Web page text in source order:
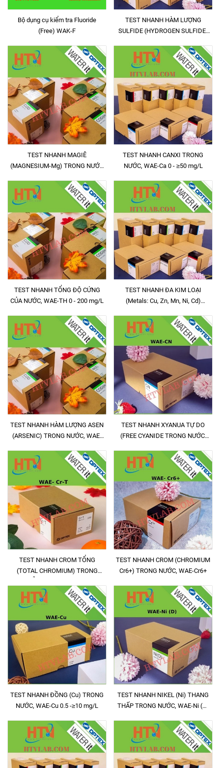
Bộ dụng cụ kiểm tra Fluoride
(Free) WAK-F
TEST NHANH HÀM LƯỢNG
SULFIDE (HYDROGEN SULFIDE)
mg/L, WAE-S
TEST NHANH MAGIÊ
(MAGNESIUM-Mg) TRONG NƯỚC
TEST NHANH CANXI TRONG
NƯỚC, WAE-Ca 0 - ≥50 mg/L
TEST NHANH TỔNG ĐỘ CỨNG
CỦA NƯỚC, WAE-TH 0 - 200 mg/L
TEST NHANH ĐA KIM LOẠI
(Metals: Cu, Zn, Mn, Ni, Cd)
TEST NHANH HÀM LƯỢNG ASEN
(ARSENIC) TRONG NƯỚC, WAE-
bị đo đa năng)
TEST NHANH XYANUA TỰ DO
(FREE CYANIDE TRONG NƯỚC,
TEST NHANH CROM TỔNG
(TOTAL CHROMIUM) TRONG
TEST NHANH CROM (CHROMIUM
Cr6+) TRONG NƯỚC, WAE-Cr6+
TEST NHANH ĐỒNG (Cu) TRONG
NƯỚC, WAE-Cu 0.5 -≥10 mg/L
TEST NHANH NIKEL (Ni) THANG
THẤP TRONG NƯỚC, WAE-Ni (D)